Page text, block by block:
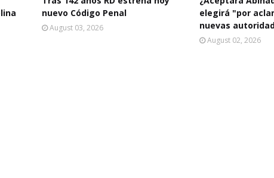
nuevo Código Penal
August 03, 2026
elegirá "por
nuevas
August 02, 2026